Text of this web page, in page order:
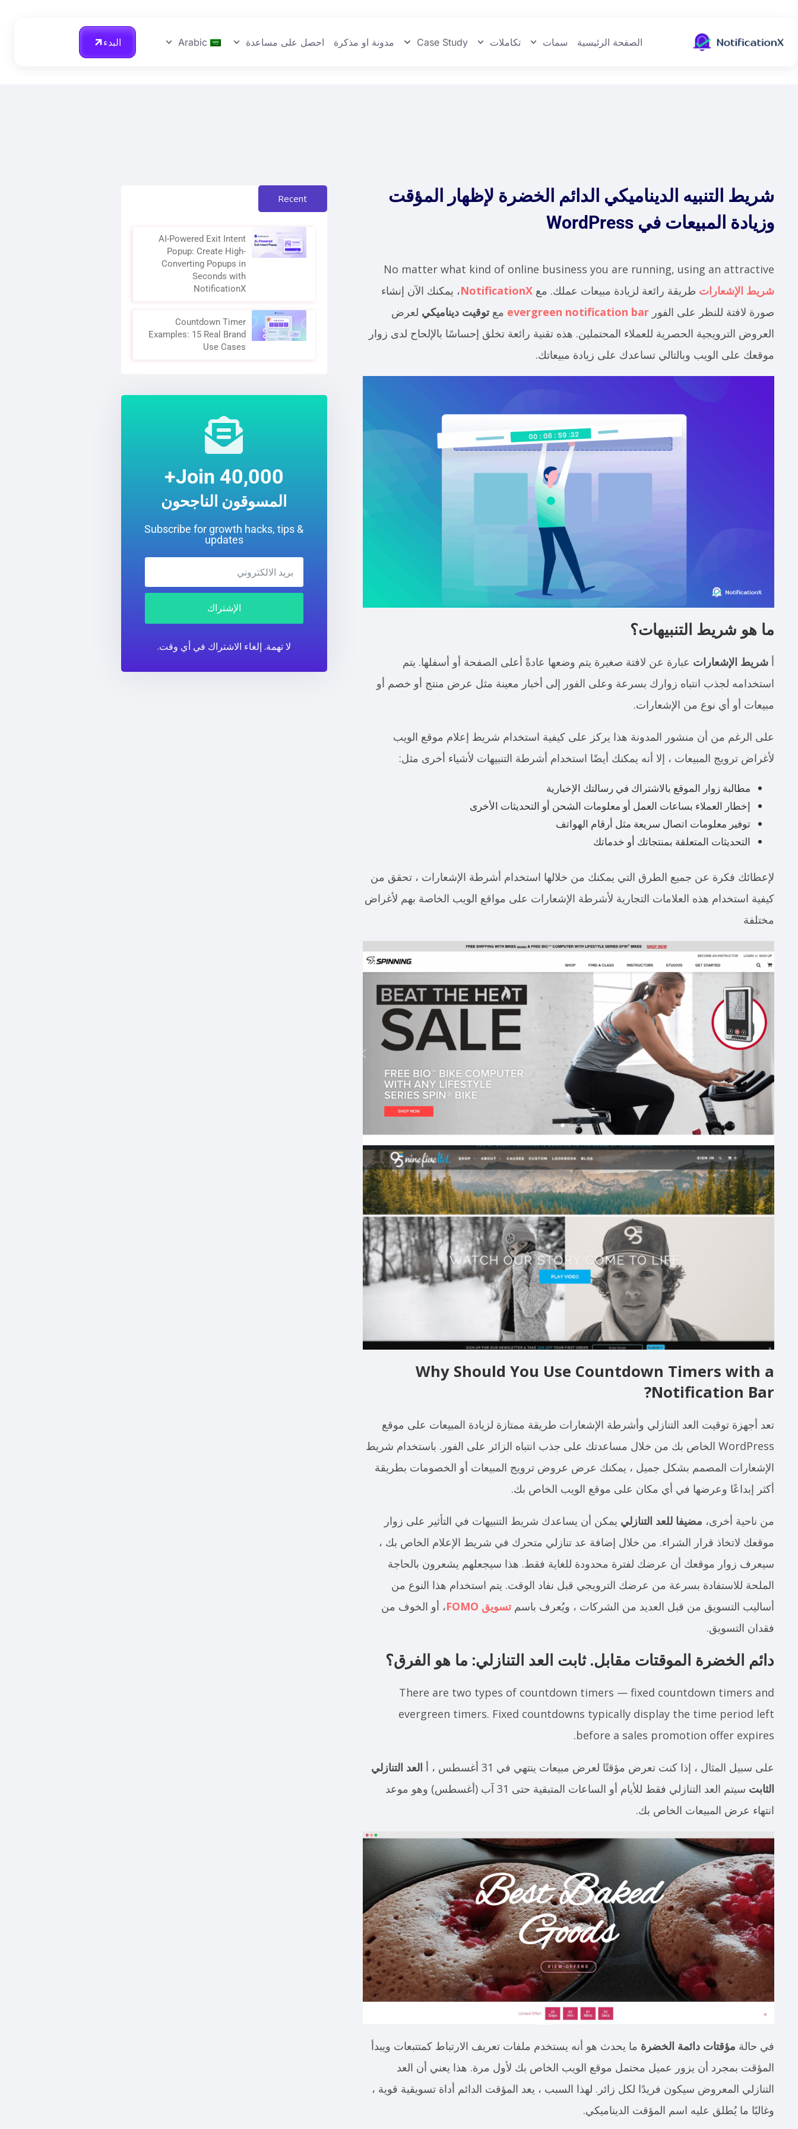
الصفحة الرئيسية سمات تكاملات Case Study مدونة او مذكرة احصل على مساعدة Arabic البدء
شريط التنبيه الديناميكي الدائم الخضرة لإظهار المؤقت
وزيادة المبيعات في WordPress
No matter what kind of online business you are running, using an attractive
شريط الإشعارات طريقة رائعة لزيادة مبيعات عملك. مع NotificationX، يمكنك الآن إنشاء
صورة لافتة للنظر على الفور evergreen notification bar معتوقيت ديناميكي لعرض
العروض الترويجية الحصرية للعملاء المحتملين. هذه تقنية رائعة تخلق إحساسًا بالإلحاح لدى زوار
موقعك على الويب وبالتالي تساعدك على زيادة مبيعاتك.
ما هو شريط التنبيهات؟
أ شريط الإشعارات عبارة عن لافتة صغيرة يتم وضعها عادةً أعلى الصفحة أو أسفلها. يتم
استخدامه لجذب انتباه زوارك بسرعة وعلى الفور إلى أخبار معينة مثل عرض منتج أو خصم أو
مبيعات أو أي نوع من الإشعارات.
على الرغم من أن منشور المدونة هذا يركز على كيفية استخدام شريط إعلام موقع الويب
لأغراض ترويج المبيعات ، إلا أنه يمكنك أيضًا استخدام أشرطة التنبيهات لأشياء أخرى مثل:
مطالبة زوار الموقع بالاشتراك في رسالتك الإخبارية
إخطار العملاء بساعات العمل أو معلومات الشحن أو التحديثات الأخرى
توفير معلومات اتصال سريعة مثل أرقام الهواتف
التحديثات المتعلقة بمنتجاتك أو خدماتك
لإعطائك فكرة عن جميع الطرق التي يمكنك من خلالها استخدام أشرطة الإشعارات ، تحقق من
كيفية استخدام هذه العلامات التجارية لأشرطة الإشعارات على مواقع الويب الخاصة بهم لأغراض
مختلفة
Why Should You Use Countdown Timers with a
Notification Bar?
تعد أجهزة توقيت العد التنازلي وأشرطة الإشعارات طريقة ممتازة لزيادة المبيعات على موقع
WordPress الخاص بك من خلال مساعدتك على جذب انتباه الزائر على الفور. باستخدام شريط
الإشعارات المصمم بشكل جميل ، يمكنك عرض عروض ترويج المبيعات أو الخصومات بطريقة
أكثر إبداعًا وعرضها في أي مكان على موقع الويب الخاص بك.
من ناحية أخرى، مضيفا للعد التنازلي يمكن أن يساعدك شريط التنبيهات في التأثير على زوار
موقعك لاتخاذ قرار الشراء. من خلال إضافة عد تنازلي متحرك في شريط الإعلام الخاص بك ،
سيعرف زوار موقعك أن عرضك لفترة محدودة للغاية فقط. هذا سيجعلهم يشعرون بالحاجة
الملحة للاستفادة بسرعة من عرضك الترويجي قبل نفاد الوقت. يتم استخدام هذا النوع من
أساليب التسويق من قبل العديد من الشركات ، ويُعرف باسم تسويق FOMO
، أو الخوف من
فقدان التسويق.
دائم الخضرة الموقتات مقابل. ثابت العد التنازلي: ما هو الفرق؟
There are two types of countdown timers — fixed countdown timers and
evergreen timers. Fixed countdowns typically display the time period left
before a sales promotion offer expires.
على سبيل المثال ، إذا كنت تعرض مؤقتًا لعرض مبيعات ينتهي في 31 أغسطس ، أ
العد التنازلي
الثابت
سيتم العد التنازلي فقط للأيام أو الساعات المتبقية حتى 31 آب (أغسطس) وهو موعد
انتهاء عرض المبيعات الخاص بك.
في حالة مؤقتات دائمة الخضرة ما يحدث هو أنه يستخدم ملفات تعريف الارتباط كمتتبعات ويبدأ
المؤقت بمجرد أن يزور عميل محتمل موقع الويب الخاص بك لأول مرة. هذا يعني أن العد
التنازلي المعروض سيكون فريدًا لكل زائر. لهذا السبب ، يعد المؤقت الدائم أداة تسويقية قوية ،
وغالبًا ما يُطلق عليه اسم المؤقت الديناميكي.
Recent
AI-Powered Exit Intent
Popup: Create High-
Converting Popups in
Seconds with
NotificationX
Countdown Timer
Examples: 15 Real Brand
Use Cases
Join 40,000+
المسوقون الناجحون
Subscribe for growth hacks, tips &
updates
الإشتراك
لا تهمة. إلغاء الاشتراك في أي وقت.